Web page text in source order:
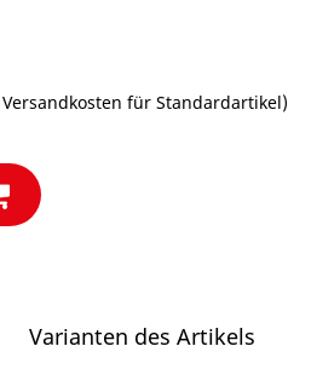
Versandkosten für Standardartikel)
Varianten des Artikels